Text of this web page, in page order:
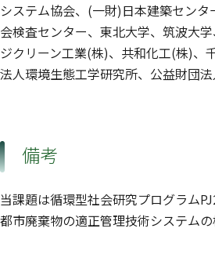
システム協会、(一財)日本建築セン
会検査センター、東北大学、筑波大
ジクリーン工業(株)、共和化工(株)、
法人環境生態工学研究所、公益財団
備考
当課題は循環型社会研究プログラム
都市廃棄物の適正管理技術システム